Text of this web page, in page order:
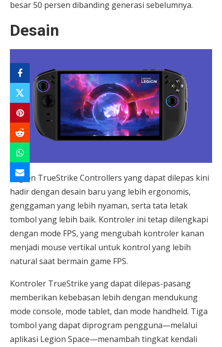
besar 50 persen dibanding generasi sebelumnya.
Desain
Legion TrueStrike Controllers yang dapat dilepas kini
hadir dengan desain baru yang lebih ergonomis,
genggaman yang lebih nyaman, serta tata letak
tombol yang lebih baik. Kontroler ini tetap dilengkapi
dengan mode FPS, yang mengubah kontroler kanan
menjadi mouse vertikal untuk kontrol yang lebih
natural saat bermain game FPS.
Kontroler TrueStrike yang dapat dilepas-pasang
memberikan kebebasan lebih dengan mendukung
mode console, mode tablet, dan mode handheld. Tiga
tombol yang dapat diprogram pengguna—melalui
aplikasi Legion Space—menambah tingkat kendali